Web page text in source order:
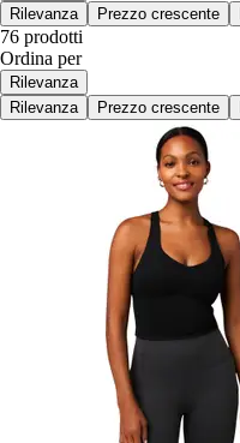
Rilevanza
Prezzo crescente
76 prodotti
Ordina per
Rilevanza
Rilevanza
Prezzo crescente